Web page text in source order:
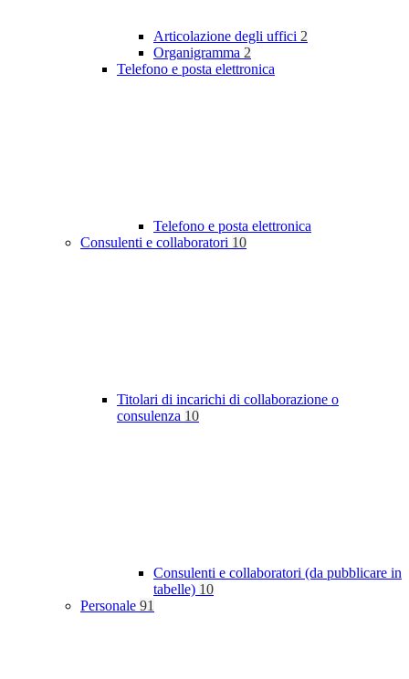
Articolazione degli uffici 2
Organigramma 2
Telefono e posta elettronica
Telefono e posta elettronica
Consulenti e collaboratori 10
Titolari di incarichi di collaborazione o
consulenza 10
Consulenti e collaboratori (da pubblicare in
tabelle) 10
Personale 91